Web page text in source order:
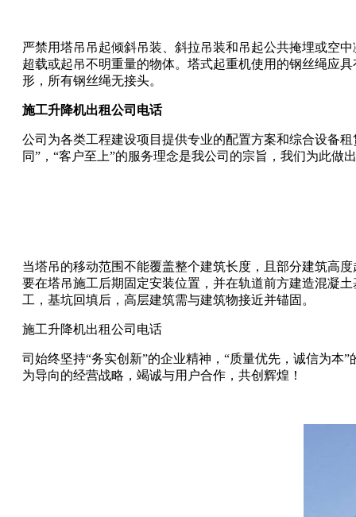
严禁用塔吊吊起倾斜吊装、斜拉吊装和吊起公共掩埋或空
超载或起吊不明重量的物体。塔式起重机使用的钢丝绳应
形，所有钢丝绳无接头。
施工升降机出租公司电话
公司为各类工程建设项目提供专业的配置方案和综合设备
同”，“客户至上”的服务理念是我公司的宗旨，我们为此
当塔吊的移动范围不能覆盖整个建筑长度，且部分建筑高
要在塔吊施工后期固定安装位置，并在轨道前方建造混凝
工，基坑回填后，高层建筑需与建筑物接近并锚固。
施工升降机出租公司电话
司始终坚持“务实创新”的企业精神，“质量优先，诚信为本
为导向的经营战略，竭诚与用户合作，共创辉煌！